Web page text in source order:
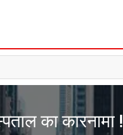
का कारनामा !